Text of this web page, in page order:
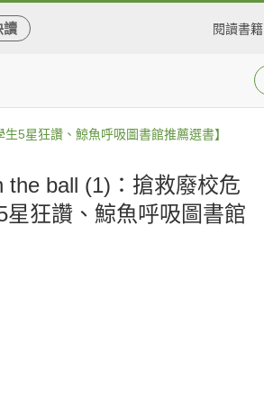
讀 閱讀書籍
5星狂讚、鯨魚呼吸圖書館推薦選書】
the ball (1)：搶救廢校危
狂讚、鯨魚呼吸圖書館